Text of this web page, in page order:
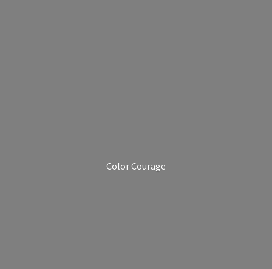
Color Courage